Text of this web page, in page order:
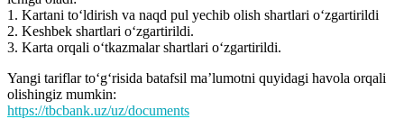
1. Kartani to‘ldirish va naqd pul yechib olish shartlari o‘zgartirildi
2. Keshbek shartlari o‘zgartirildi.
3. Karta orqali o‘tkazmalar shartlari o‘zgartirildi.
Yangi tariflar to‘g‘risida batafsil ma’lumotni quyidagi havola orqali
olishingiz mumkin:
https://tbcbank.uz/uz/documents